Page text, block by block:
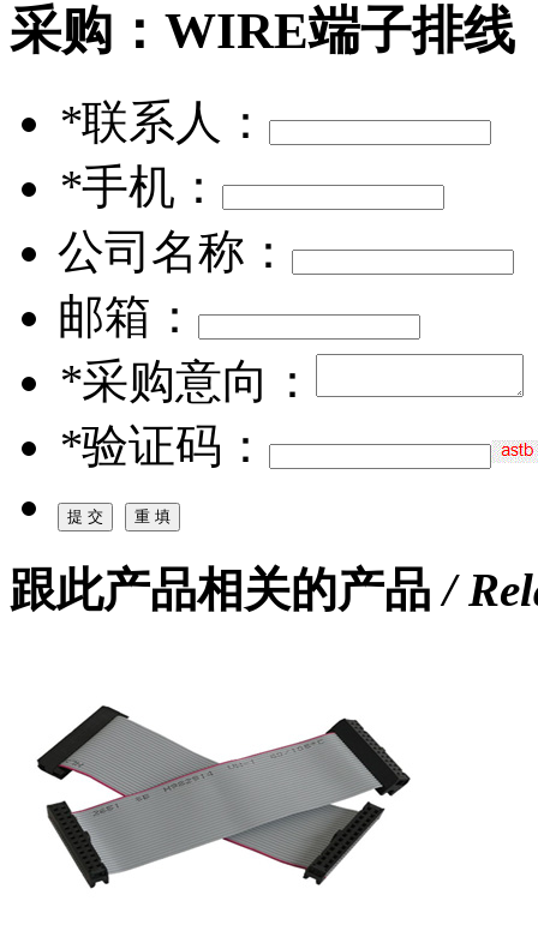
采购： WIRE端子排线
*联系人：
*手机：
公司名称：
邮箱：
*采购意向：
*验证码：
跟此产品相关的产品/